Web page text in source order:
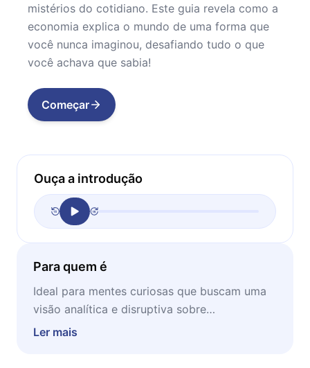
mistérios do cotidiano. Este guia revela como a
economia explica o mundo de uma forma que
você nunca imaginou, desafiando tudo o que
você achava que sabia!
Começar
Ouça a introdução
Para quem é
Ideal para mentes curiosas que buscam uma
visão analítica e disruptiva sobre
comportamento humano, sociedade e os
Ler mais